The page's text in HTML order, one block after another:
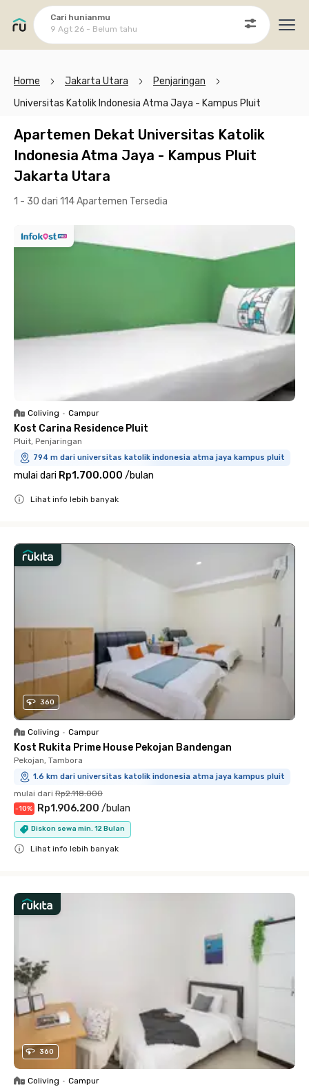
Cari hunianmu
9 Agt 26 - Belum tahu
Home Jakarta Utara
Penjaringan
Universitas Katolik Indonesia Atma Jaya - Kampus Pluit
Apartemen Dekat Universitas Katolik
Indonesia Atma Jaya - Kampus Pluit
Jakarta Utara
1 - 30 dari 114 Apartemen Tersedia
Coliving • Campur
Kost Carina Residence Pluit
Pluit, Penjaringan
794 m dari universitas katolik indonesia atma jaya kampus pluit
mulai dari Rp1.700.000 /bulan
Lihat info lebih banyak
360
Coliving • Campur
Kost Rukita Prime House Pekojan Bandengan
Pekojan, Tambora
1.6 km dari universitas katolik indonesia atma jaya kampus pluit
mulai dari Rp2.118.000
-10% Rp1.906.200 /bulan
Diskon sewa min. 12 Bulan
Lihat info lebih banyak
360
Coliving • Campur